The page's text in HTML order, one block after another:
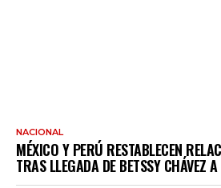
NACIONAL
MÉXICO Y PERÚ RESTABLECEN
TRAS LLEGADA DE BETSSY CHÁVEZ